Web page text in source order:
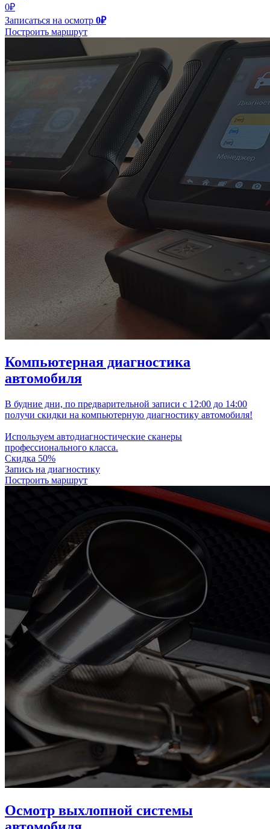
0₽
Записаться на осмотр 0₽
Построить маршрут
Компьютерная диагностика
автомобиля
В будние дни, по предварительной записи с 12:00 до 14:00
получи скидки на компьютерную диагностику автомобиля!
Используем автодиагностические сканеры
профессионального класса.
Скидка 50%
Запись на диагностику
Построить маршрут
Осмотр выхлопной системы